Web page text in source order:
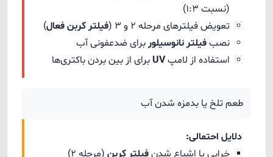
(نسبت 1:3)
تعویض فیلترهای مرحله 2 و 3 (
فیلتر کربن فعال)
نصبفیلتر نانوسیلوربرای ضدعفونی آب
استفاده از لامپUV برای از بین بردن باکتری‌ها
طعم تلخ یا بدمزه شدن آب
دلایل احتمالی:
خرابی یا اشباع شدنفیلتر کربن (مرحله 2)